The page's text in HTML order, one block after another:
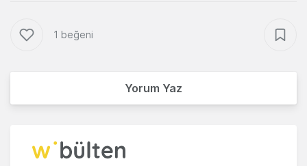
1 beğeni
Yorum Yaz